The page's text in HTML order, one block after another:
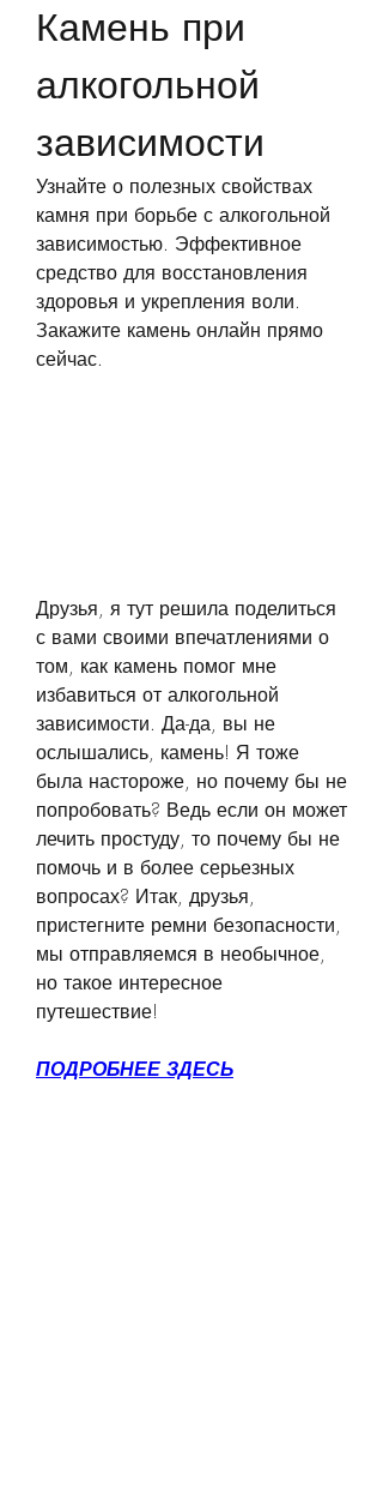
Камень при
алкогольной
зависимости
Узнайте о полезных свойствах
камня при борьбе с алкогольной
зависимостью. Эффективное
средство для восстановления
здоровья и укрепления воли.
Закажите камень онлайн прямо
сейчас.
Друзья, я тут решила поделиться
с вами своими впечатлениями о
том, как камень помог мне
избавиться от алкогольной
зависимости. Да-да, вы не
ослышались, камень! Я тоже
была настороже, но почему бы не
попробовать? Ведь если он может
лечить простуду, то почему бы не
помочь и в более серьезных
вопросах? Итак, друзья,
пристегните ремни безопасности,
мы отправляемся в необычное,
но такое интересное
путешествие!
ПОДРОБНЕЕ ЗДЕСЬ